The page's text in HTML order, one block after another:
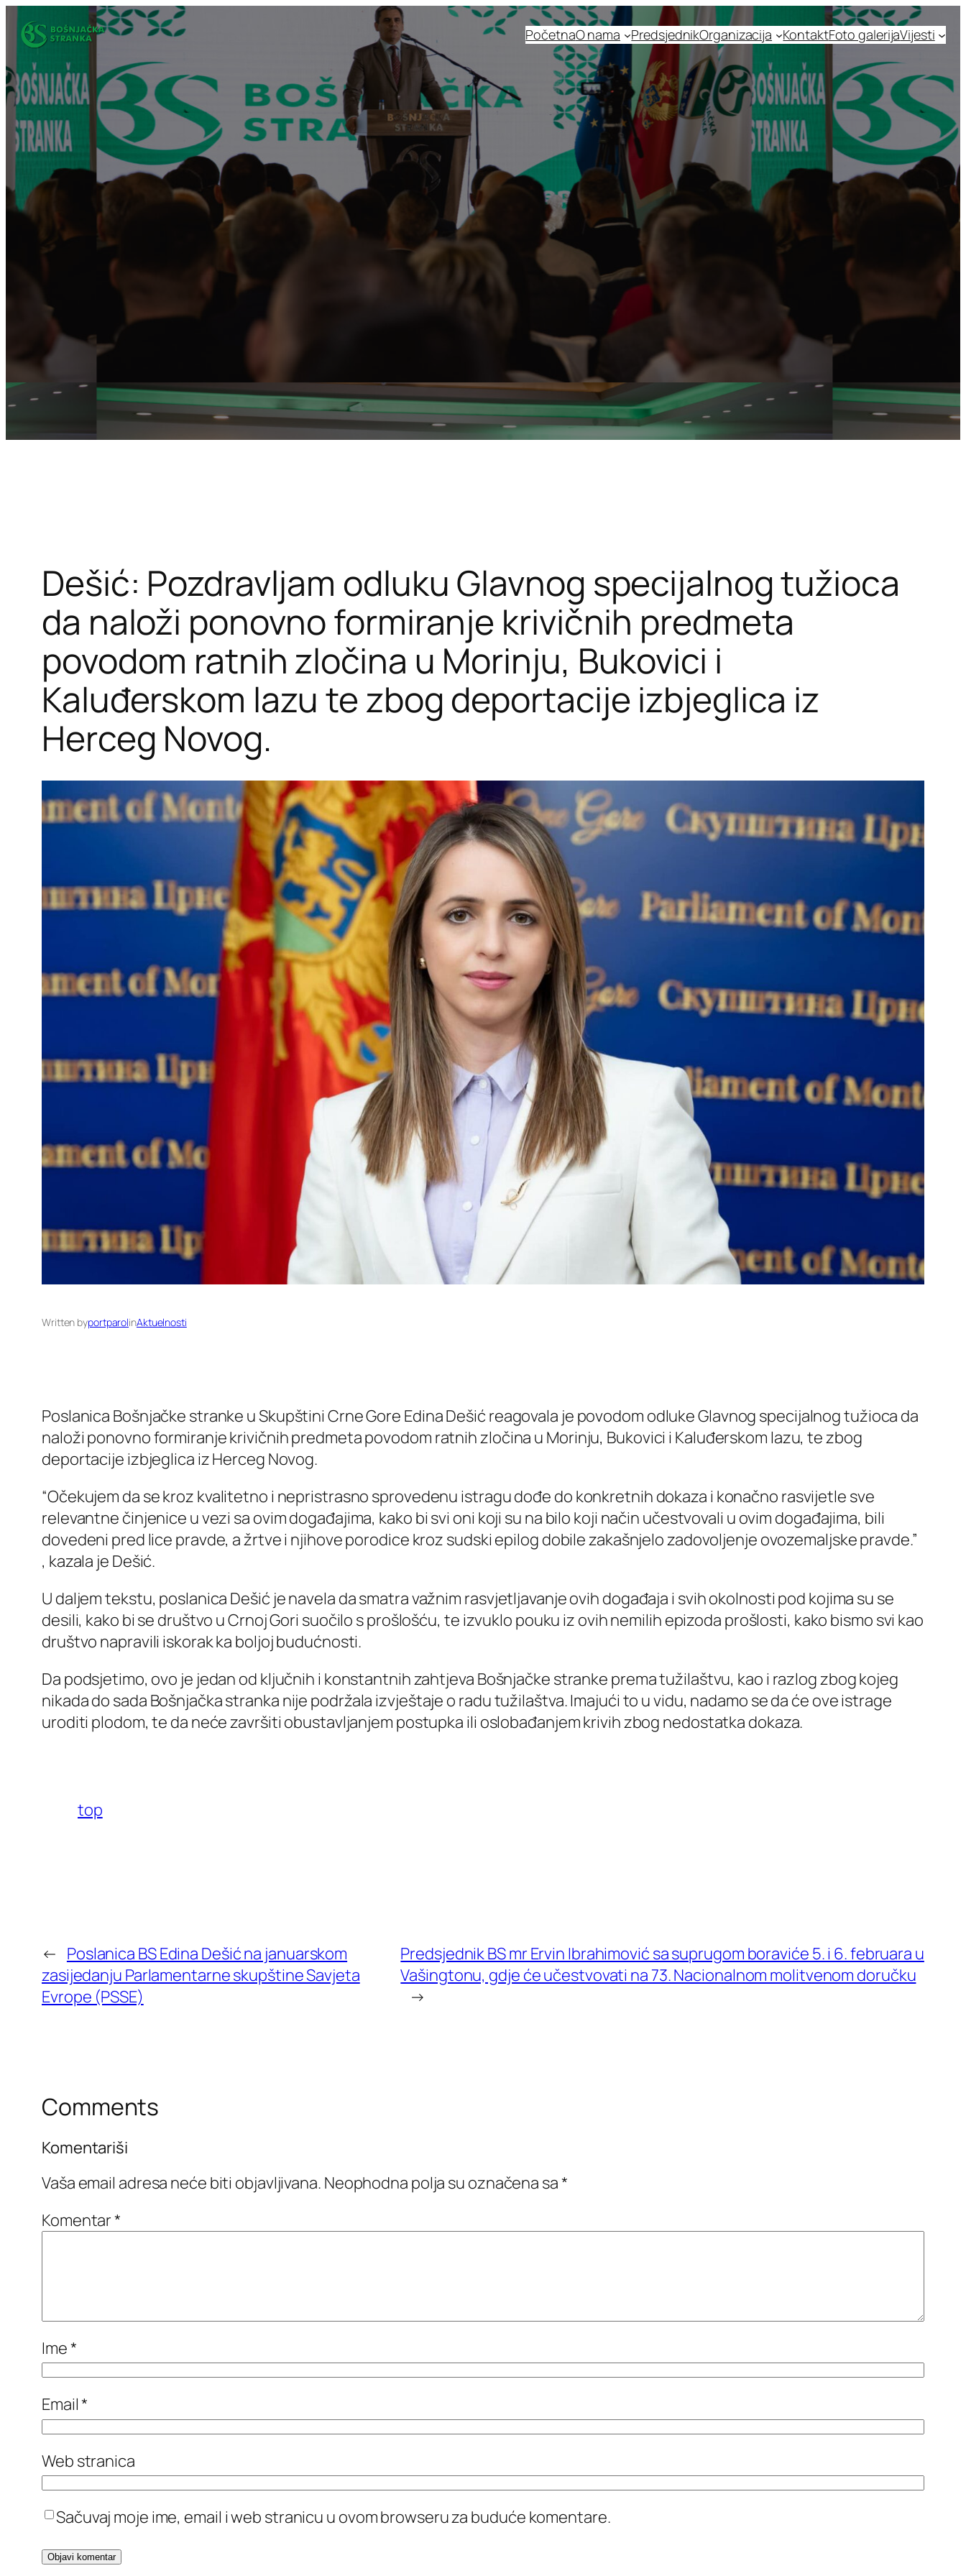
Idi
na
sadržaj
PočetnaO nama PredsjednikOrganizacija KontaktFoto galerijaVijesti
Dešić: Pozdravljam odluku Glavnog specijalnog tužioca
da naloži ponovno formiranje krivičnih predmeta
povodom ratnih zločina u Morinju, Bukovici i
Kaluđerskom lazu te zbog deportacije izbjeglica iz
Herceg Novog.
Written byportparolinAktuelnosti
Poslanica Bošnjačke stranke u Skupštini Crne Gore Edina Dešić reagovala je povodom odluke Glavnog specijalnog tužioca da
naloži ponovno formiranje krivičnih predmeta povodom ratnih zločina u Morinju, Bukovici i Kaluđerskom lazu, te zbog
deportacije izbjeglica iz Herceg Novog.
“Očekujem da se kroz kvalitetno i nepristrasno sprovedenu istragu dođe do konkretnih dokaza i konačno rasvijetle sve
relevantne činjenice u vezi sa ovim događajima, kako bi svi oni koji su na bilo koji način učestvovali u ovim događajima, bili
dovedeni pred lice pravde, a žrtve i njihove porodice kroz sudski epilog dobile zakašnjelo zadovoljenje ovozemaljske pravde.”
, kazala je Dešić.
U daljem tekstu, poslanica Dešić je navela da smatra važnim rasvjetljavanje ovih događaja i svih okolnosti pod kojima su se
desili, kako bi se društvo u Crnoj Gori suočilo s prošlošću, te izvuklo pouku iz ovih nemilih epizoda prošlosti, kako bismo svi kao
društvo napravili iskorak ka boljoj budućnosti.
Da podsjetimo, ovo je jedan od ključnih i konstantnih zahtjeva Bošnjačke stranke prema tužilaštvu, kao i razlog zbog kojeg
nikada do sada Bošnjačka stranka nije podržala izvještaje o radu tužilaštva. Imajući to u vidu, nadamo se da će ove istrage
uroditi plodom, te da neće završiti obustavljanjem postupka ili oslobađanjem krivih zbog nedostatka dokaza.
top
← Poslanica BS Edina Dešić na januarskom
zasijedanju Parlamentarne skupštine Savjeta
Evrope (PSSE)
Predsjednik BS mr Ervin Ibrahimović sa suprugom boraviće 5. i 6. februara u
Vašingtonu, gdje će učestvovati na 73. Nacionalnom molitvenom doručku
→
Comments
Komentariši
Vaša email adresa neće biti objavljivana. Neophodna polja su označena sa*
Komentar*
Ime*
Email*
Web stranica
Sačuvaj moje ime, email i web stranicu u ovom browseru za buduće komentare.